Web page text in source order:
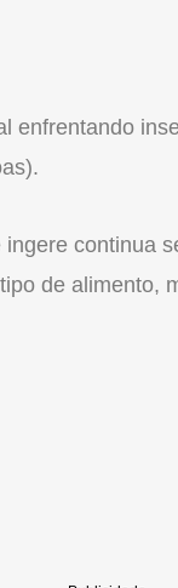
enfrentando
continua
de alimento,